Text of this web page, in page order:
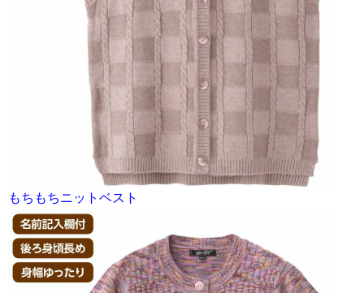
もちもちニットベスト